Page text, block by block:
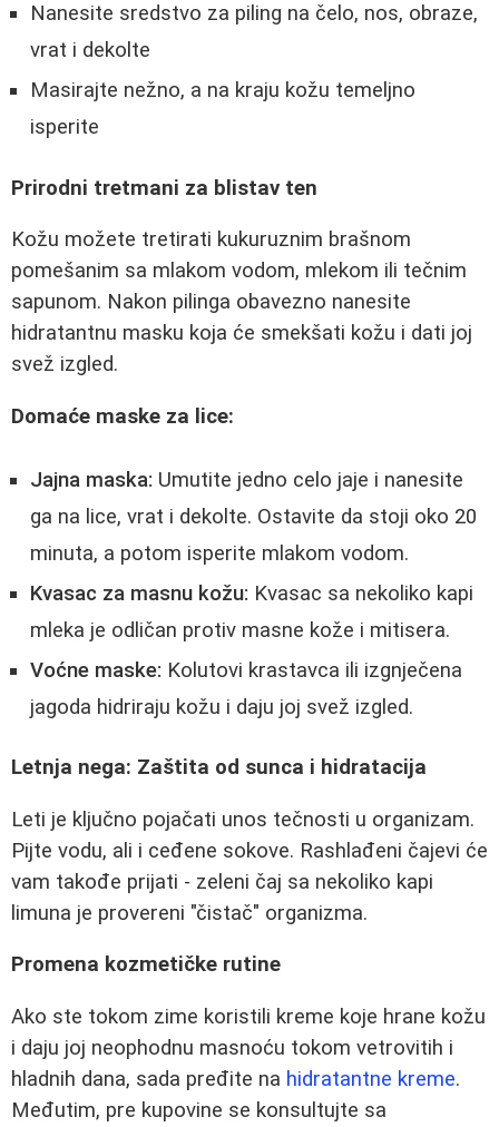
Nanesite sredstvo za piling na čelo, nos, obraze,
vrat i dekolte
Masirajte nežno, a na kraju kožu temeljno
isperite
Prirodni tretmani za blistav ten
Kožu možete tretirati kukuruznim brašnom
pomešanim sa mlakom vodom, mlekom ili tečnim
sapunom. Nakon pilinga obavezno nanesite
hidratantnu masku koja će smekšati kožu i dati joj
svež izgled.
Domaće maske za lice:
Jajna maska: Umutite jedno celo jaje i nanesite
ga na lice, vrat i dekolte. Ostavite da stoji oko 20
minuta, a potom isperite mlakom vodom.
Kvasac za masnu kožu: Kvasac sa nekoliko kapi
mleka je odličan protiv masne kože i mitisera.
Voćne maske: Kolutovi krastavca ili izgnječena
jagoda hidriraju kožu i daju joj svež izgled.
Letnja nega: Zaštita od sunca i hidratacija
Leti je ključno pojačati unos tečnosti u organizam.
Pijte vodu, ali i ceđene sokove. Rashlađeni čajevi će
vam takođe prijati - zeleni čaj sa nekoliko kapi
limuna je provereni "čistač" organizma.
Promena kozmetičke rutine
Ako ste tokom zime koristili kreme koje hrane kožu
i daju joj neophodnu masnoću tokom vetrovitih i
hladnih dana, sada pređite na hidratantne kreme.
Međutim, pre kupovine se konsultujte sa